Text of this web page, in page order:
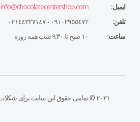
ایمیل:
info@chocolatecentershop.com
تلفن:
٠٩١٠٢٩٥٥٤٧٢ - ٠٢١٤٤٣٢٧١٤٧
ساعت:
١٠ صبح تا ٩:٣٠ شب همه روزه
۲۰۲۱ © تمامی حقوق این سایت برای شکلات سنتر محفوظ است